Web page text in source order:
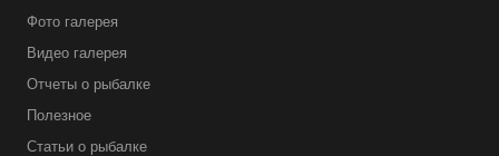
Фото галерея
Видео галерея
Отчеты о рыбалке
Полезное
Статьи о рыбалке